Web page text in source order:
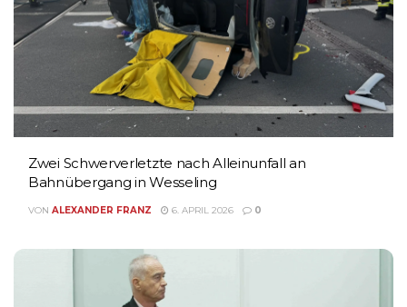
Zwei Schwerverletzte nach Alleinunfall an
Bahnübergang in Wesseling
VON ALEXANDER FRANZ 6. APRIL 2026 0